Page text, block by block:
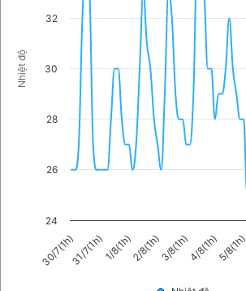
Nhiệt độ
30/7(1h)31/7(1h)1/8(1h)2/8(1h)3/8(1h)4/8(1h)5/8(1h)
24
26
28
30
32